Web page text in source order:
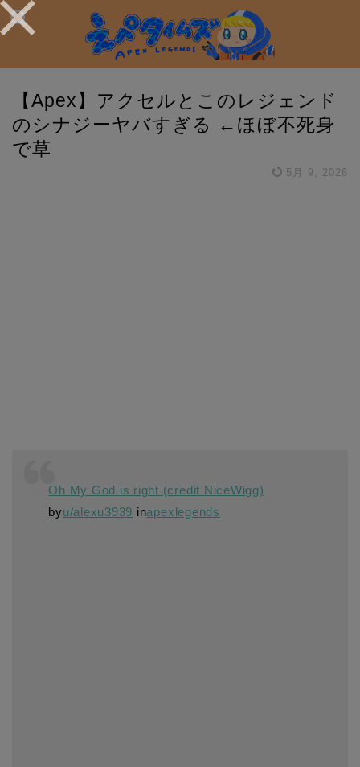
【Apex】アクセルとこのレジェンド
のシナジーヤバすぎる ←ほぼ不死身
で草
5月 9, 2026
Oh My God is right (credit NiceWigg)
byu/alexu3939 inapexlegends